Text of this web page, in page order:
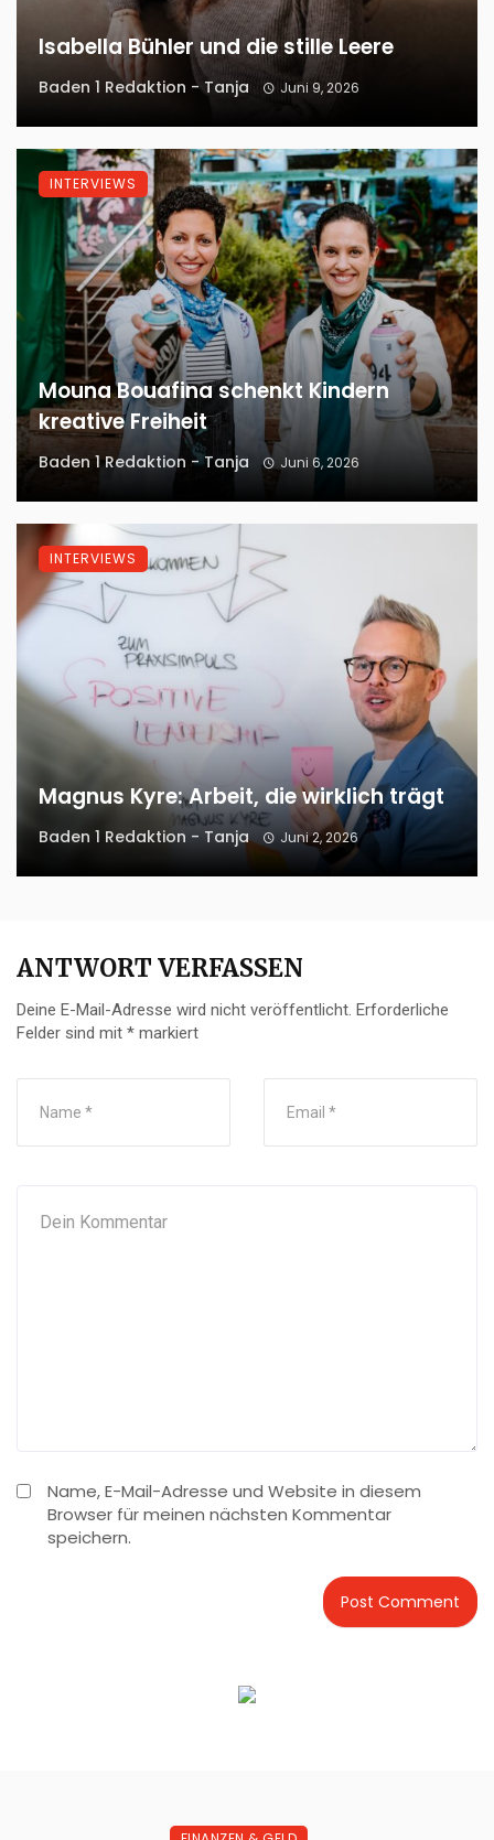
Isabella Bühler und die stille Leere
Baden 1 Redaktion - Tanja Juni 9, 2026
Mouna Bouafina schenkt Kindern
kreative Freiheit
Baden 1 Redaktion - Tanja Juni 6, 2026
INTERVIEWS
Magnus Kyre: Arbeit, die wirklich trägt
Baden 1 Redaktion - Tanja Juni 2, 2026
INTERVIEWS
ANTWORT VERFASSEN
Deine E-Mail-Adresse wird nicht veröffentlicht. Erforderliche
Felder sind mit * markiert
Name, E-Mail-Adresse und Website in diesem
Browser für meinen nächsten Kommentar
speichern.